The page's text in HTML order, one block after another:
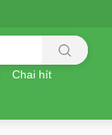
Chai hít